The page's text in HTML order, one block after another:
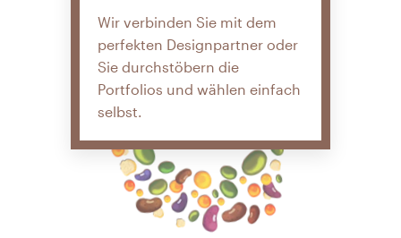
Wir verbinden Sie mit dem
perfekten Designpartner oder
Sie durchstöbern die
Portfolios und wählen einfach
selbst.